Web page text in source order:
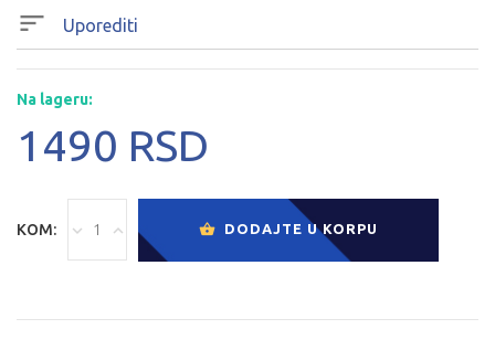
Uporediti
Na lageru:
1490 RSD
KOM: DODAJTE U KORPU